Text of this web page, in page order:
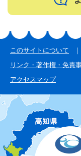
このサイトについて
リンク・著作権・免責
アクセスマップ